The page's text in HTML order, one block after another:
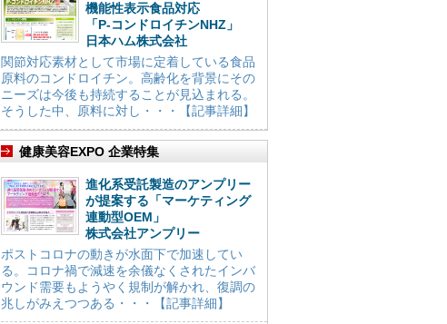
機能性表示食品対応
「P-コンドロイチンNHZ」
日本ハム株式会社
関節対応素材として市場に定着している食品
原料のコンドロイチン。高齢化を背景にその
ニーズは今後も持続することが見込まれる。
そうした中、原料に対し・・・【記事詳細】
健康美容EXPO 企業特集
進化系受託製造のアンプリー
が提案する「マーケティング
連動型OEM」
株式会社アンプリー
ポストコロナの動きが水面下で加速してい
る。コロナ禍で減速を余儀なくされたインバ
ウンド需要もようやく規制が解かれ、復調の
兆しがみえつつある・・・【記事詳細】